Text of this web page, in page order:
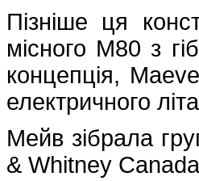
Пізніше ця
місного M80 з
концепція,
електричного
Мейв зібрала
& Whitney